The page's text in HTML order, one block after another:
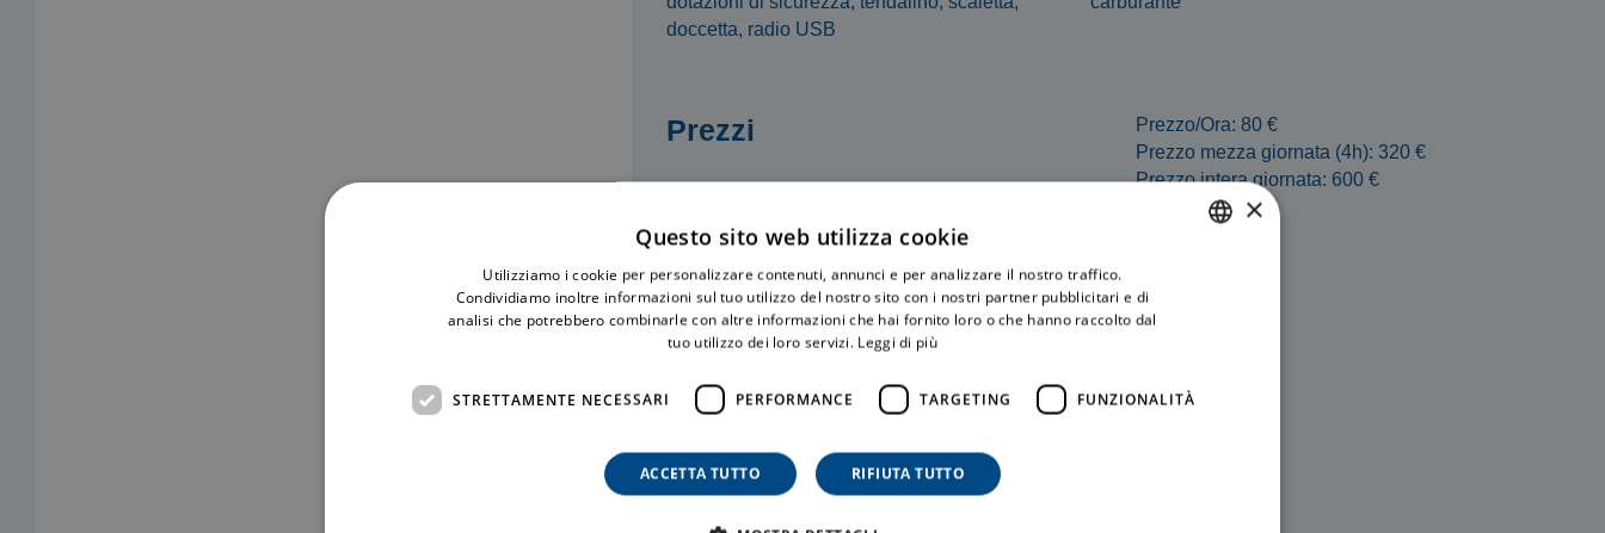
doccetta, radio USB
Prezzi
Prezzo/Ora: 80 €
Prezzo mezza giornata (4h): 320 €
Prezzo intera giornata: 600 €
×
Questo sito web utilizza cookie
Utilizziamo i cookie per personalizzare contenuti, annunci e per analizzare il nostro traffico.
Condividiamo inoltre informazioni sul tuo utilizzo del nostro sito con i nostri partner pubblicitari e di
analisi che potrebbero combinarle con altre informazioni che hai fornito loro o che hanno raccolto dal
tuo utilizzo dei loro servizi. Leggi di più
STRETTAMENTE NECESSARI PERFORMANCE TARGETING FUNZIONALITÀ
ACCETTA TUTTO RIFIUTA TUTTO